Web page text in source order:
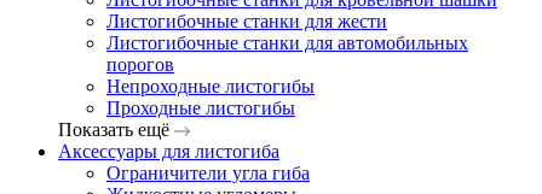
Листогибочные станки для жести
Листогибочные станки для автомобильных
порогов
Непроходные листогибы
Проходные листогибы
Показать ещё
Аксессуары для листогиба
Ограничители угла гиба